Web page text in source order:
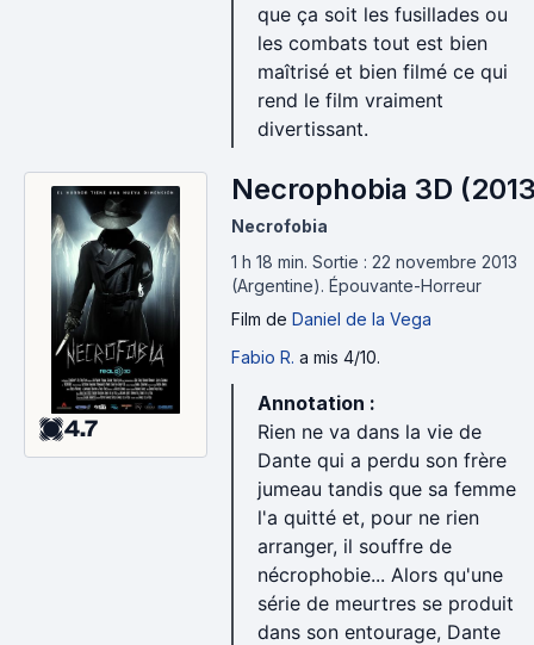
que ça soit les fusillades ou
les combats tout est bien
maîtrisé et bien filmé ce qui
rend le film vraiment
divertissant.
4.7
Necrophobia 3D
Necrofobia
1 h 18 min. Sortie : 22 novembre 2013
(Argentine). Épouvante-Horreur
Film de Daniel de la Vega
Fabio R. a mis 4/10.
Annotation :
Rien ne va dans la vie de
Dante qui a perdu son frère
jumeau tandis que sa femme
l'a quitté et, pour ne rien
arranger, il souffre de
nécrophobie... Alors qu'une
série de meurtres se produit
dans son entourage, Dante